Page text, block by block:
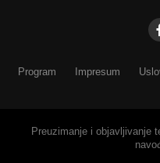
Program Impresum
Preuzimanje i objavljivanje